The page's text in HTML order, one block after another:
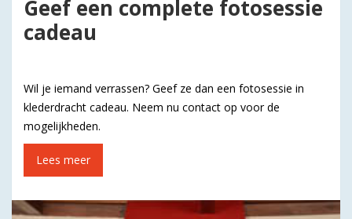
Geef een complete fotosessie
cadeau
Wil je iemand verrassen? Geef ze dan een fotosessie in
klederdracht cadeau. Neem nu contact op voor de
mogelijkheden.
Lees meer